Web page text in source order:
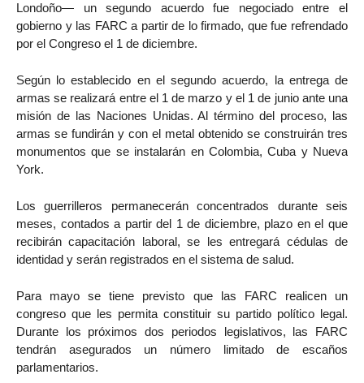
Londoño— un segundo acuerdo fue negociado entre el
gobierno y las FARC a partir de lo firmado, que fue refrendado
por el Congreso el 1 de diciembre.
Según lo establecido en el segundo acuerdo, la entrega de
armas se realizará entre el 1 de marzo y el 1 de junio ante una
misión de las Naciones Unidas. Al término del proceso, las
armas se fundirán y con el metal obtenido se construirán tres
monumentos que se instalarán en Colombia, Cuba y Nueva
York.
Los guerrilleros permanecerán concentrados durante seis
meses, contados a partir del 1 de diciembre, plazo en el que
recibirán capacitación laboral, se les entregará cédulas de
identidad y serán registrados en el sistema de salud.
Para mayo se tiene previsto que las FARC realicen un
congreso que les permita constituir su partido político legal.
Durante los próximos dos periodos legislativos, las FARC
tendrán asegurados un número limitado de escaños
parlamentarios.